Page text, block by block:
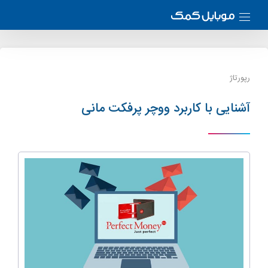
رپورتاژ
آشنایی با کاربرد ووچر پرفکت مانی